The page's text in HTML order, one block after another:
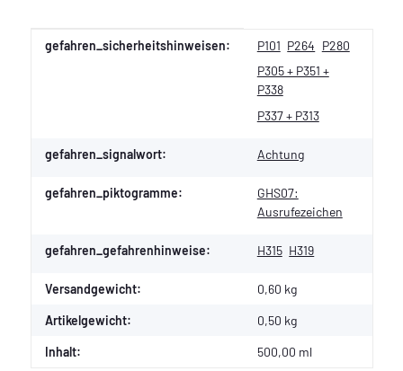
Produkteigenschaft
Wert
gefahren_sicherheitshinweisen: P101 P264 P280
P305 + P351 +
P338
P337 + P313
gefahren_signalwort: Achtung
gefahren_piktogramme:
GHS07:
Ausrufezeichen
gefahren_gefahrenhinweise: H315 H319
Versandgewicht: 0,60 kg
Artikelgewicht: 0,50 kg
Inhalt: 500,00 ml